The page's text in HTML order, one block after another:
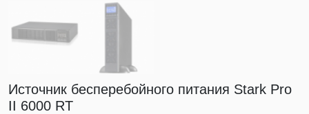
Источник бесперебойного питания Stark Pro
II 6000 RT